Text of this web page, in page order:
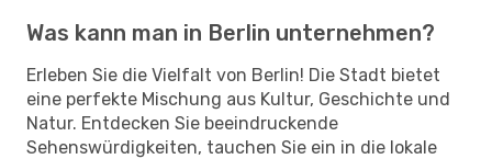
Was kann man in Berlin unternehmen?
Erleben Sie die Vielfalt von Berlin! Die Stadt bietet
eine perfekte Mischung aus Kultur, Geschichte und
Natur. Entdecken Sie beeindruckende
Sehenswürdigkeiten, tauchen Sie ein in die lokale